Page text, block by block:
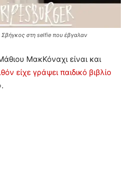
στη selfie που έβγαλαν
ΜακΚόναχι είναι και
είχε γράψει παιδικό βιβλίο